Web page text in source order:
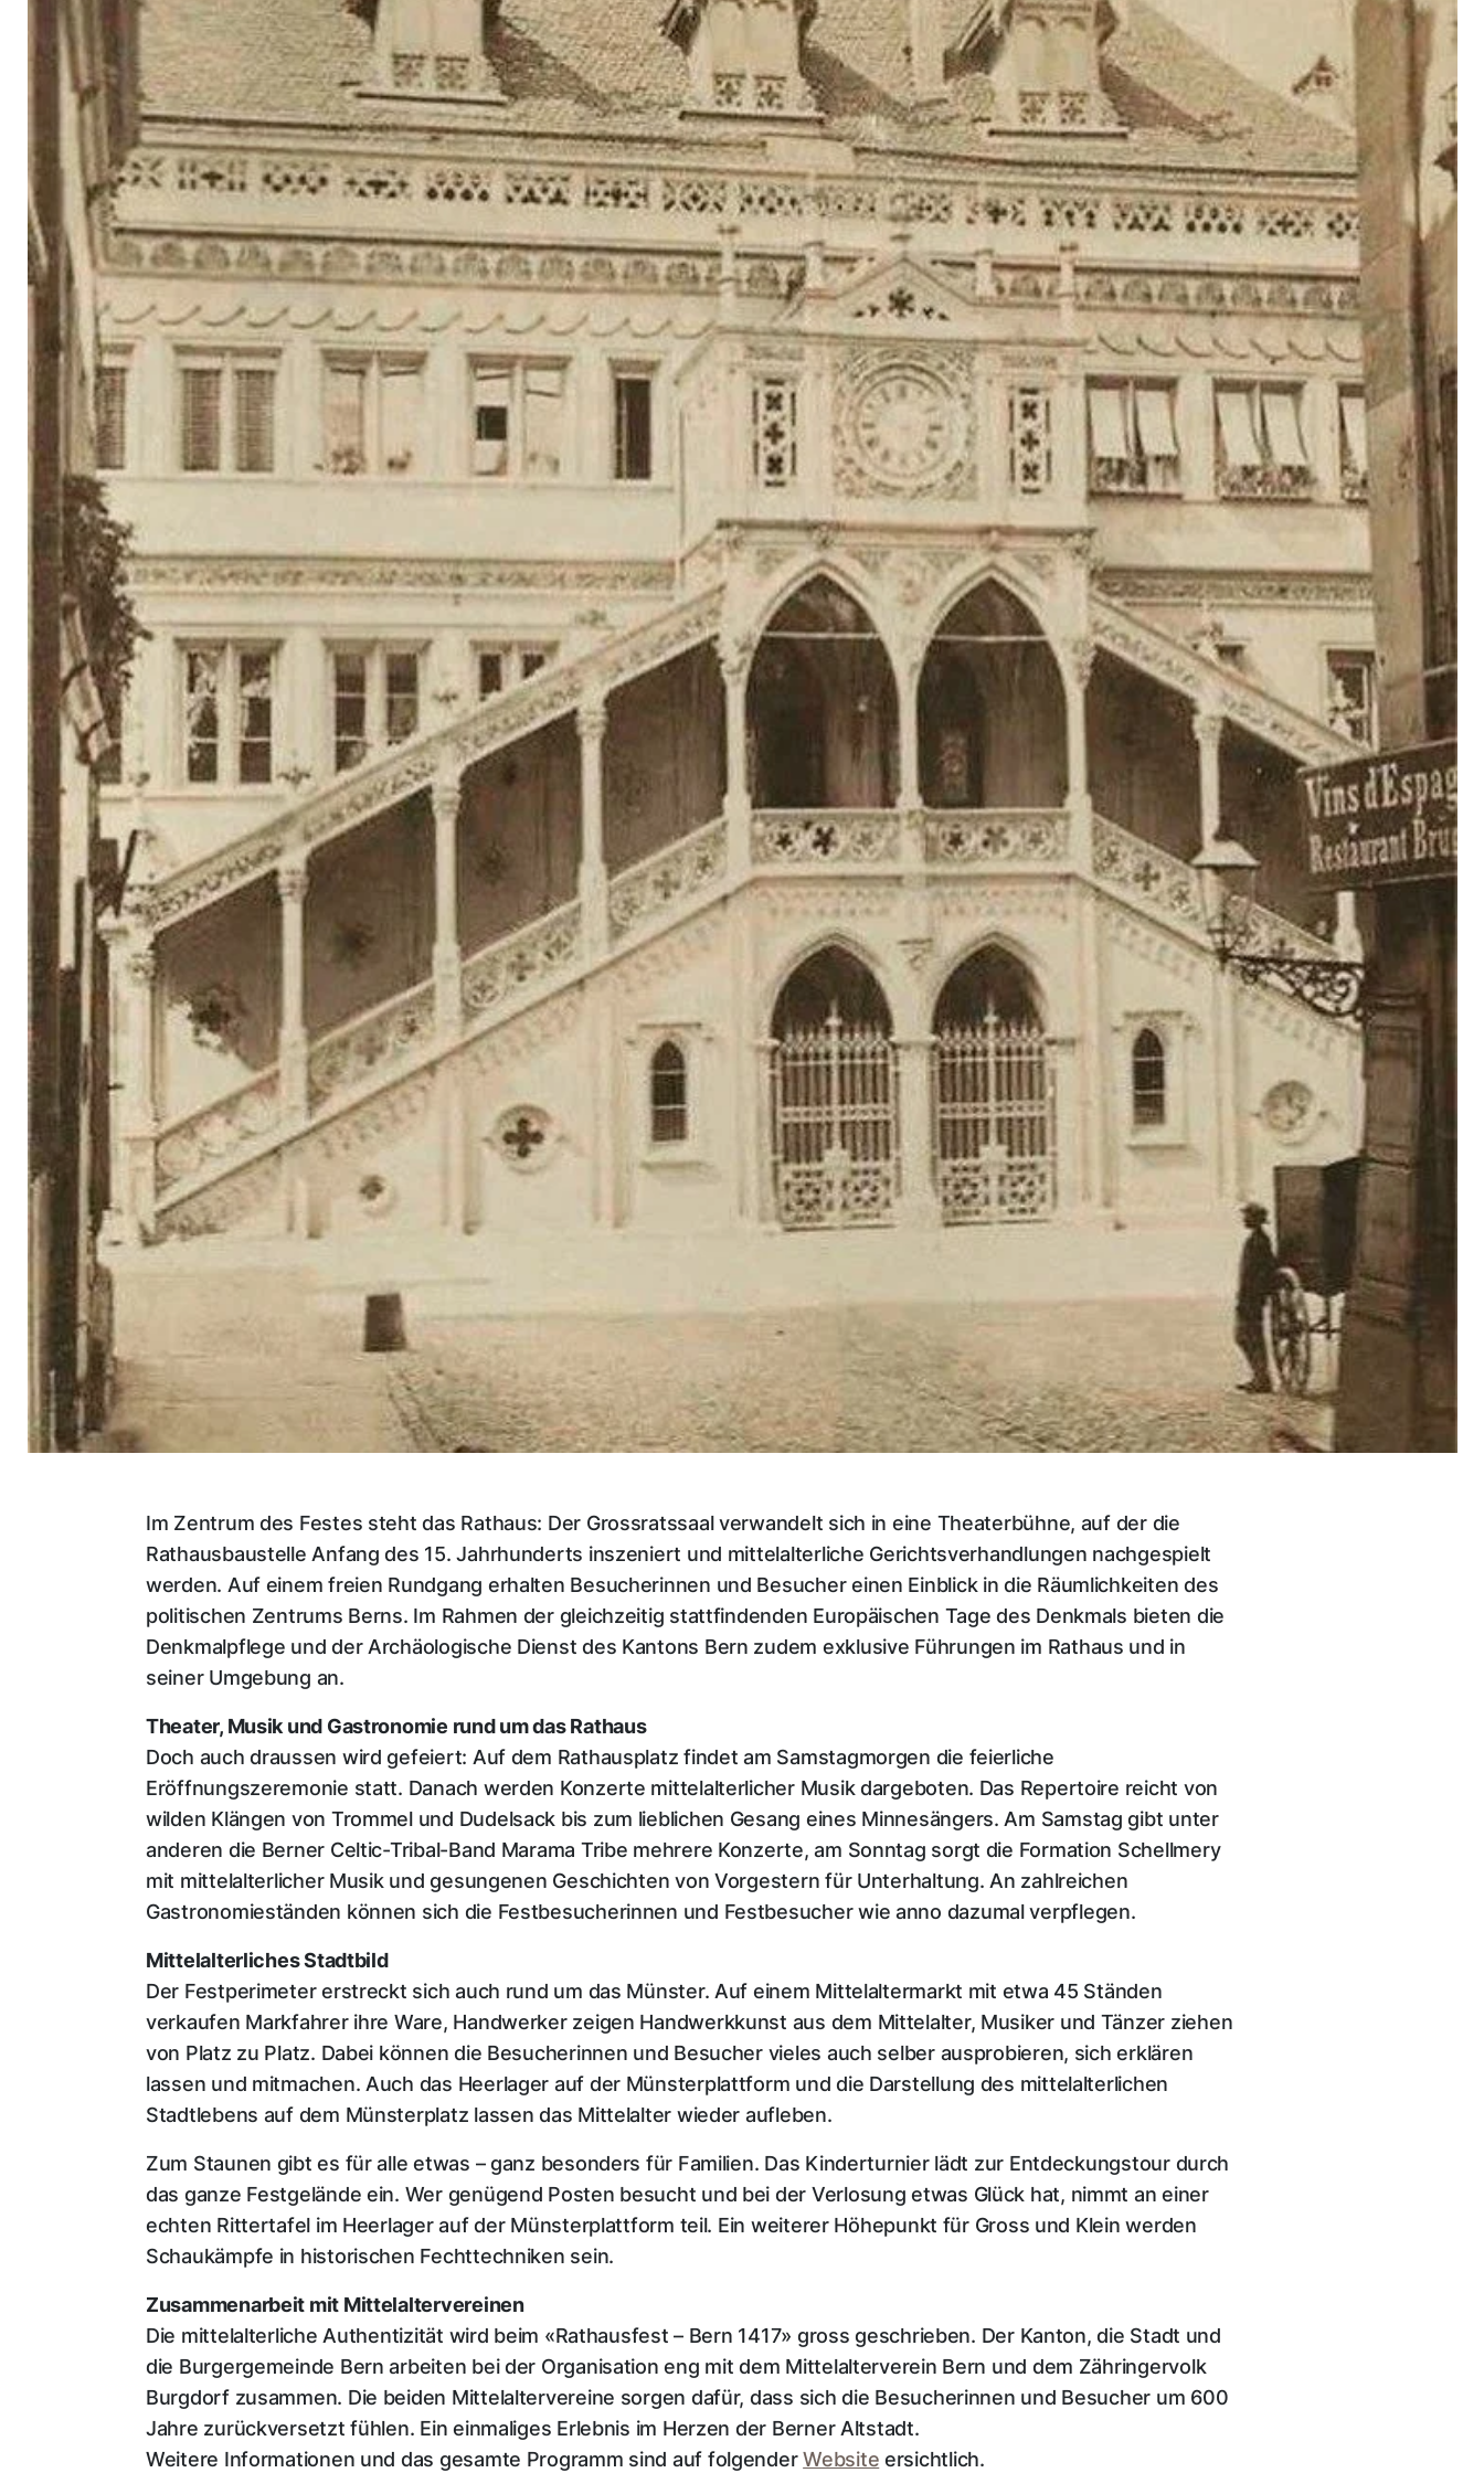
Im Zentrum des Festes steht das Rathaus: Der Grossratssaal verwandelt sich in eine Theaterbühne, auf der die
Rathausbaustelle Anfang des 15. Jahrhunderts inszeniert und mittelalterliche Gerichtsverhandlungen nachgespielt
werden. Auf einem freien Rundgang erhalten Besucherinnen und Besucher einen Einblick in die Räumlichkeiten des
politischen Zentrums Berns. Im Rahmen der gleichzeitig stattfindenden Europäischen Tage des Denkmals bieten die
Denkmalpflege und der Archäologische Dienst des Kantons Bern zudem exklusive Führungen im Rathaus und in
seiner Umgebung an.
Theater, Musik und Gastronomie rund um das Rathaus
Doch auch draussen wird gefeiert: Auf dem Rathausplatz findet am Samstagmorgen die feierliche
Eröffnungszeremonie statt. Danach werden Konzerte mittelalterlicher Musik dargeboten. Das Repertoire reicht von
wilden Klängen von Trommel und Dudelsack bis zum lieblichen Gesang eines Minnesängers. Am Samstag gibt unter
anderen die Berner Celtic-Tribal-Band Marama Tribe mehrere Konzerte, am Sonntag sorgt die Formation Schellmery
mit mittelalterlicher Musik und gesungenen Geschichten von Vorgestern für Unterhaltung. An zahlreichen
Gastronomieständen können sich die Festbesucherinnen und Festbesucher wie anno dazumal verpflegen.
Mittelalterliches Stadtbild
Der Festperimeter erstreckt sich auch rund um das Münster. Auf einem Mittelaltermarkt mit etwa 45 Ständen
verkaufen Markfahrer ihre Ware, Handwerker zeigen Handwerkkunst aus dem Mittelalter, Musiker und Tänzer ziehen
von Platz zu Platz. Dabei können die Besucherinnen und Besucher vieles auch selber ausprobieren, sich erklären
lassen und mitmachen. Auch das Heerlager auf der Münsterplattform und die Darstellung des mittelalterlichen
Stadtlebens auf dem Münsterplatz lassen das Mittelalter wieder aufleben.
Zum Staunen gibt es für alle etwas – ganz besonders für Familien. Das Kinderturnier lädt zur Entdeckungstour durch
das ganze Festgelände ein. Wer genügend Posten besucht und bei der Verlosung etwas Glück hat, nimmt an einer
echten Rittertafel im Heerlager auf der Münsterplattform teil. Ein weiterer Höhepunkt für Gross und Klein werden
Schaukämpfe in historischen Fechttechniken sein.
Zusammenarbeit mit Mittelaltervereinen
Die mittelalterliche Authentizität wird beim «Rathausfest – Bern 1417» gross geschrieben. Der Kanton, die Stadt und
die Burgergemeinde Bern arbeiten bei der Organisation eng mit dem Mittelalterverein Bern und dem Zähringervolk
Burgdorf zusammen. Die beiden Mittelaltervereine sorgen dafür, dass sich die Besucherinnen und Besucher um 600
Jahre zurückversetzt fühlen. Ein einmaliges Erlebnis im Herzen der Berner Altstadt.
Weitere Informationen und das gesamte Programm sind auf folgenderWebsite ersichtlich.